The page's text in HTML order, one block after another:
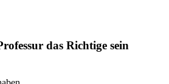
das Richtige sein